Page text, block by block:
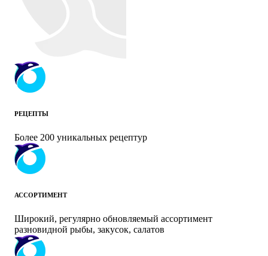
РЕЦЕПТЫ
Более 200 уникальных рецептур
АССОРТИМЕНТ
Широкий, регулярно обновляемый ассортимент
разновидной рыбы, закусок, салатов